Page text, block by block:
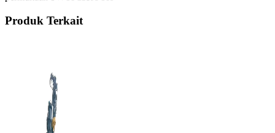
Produk Terkait